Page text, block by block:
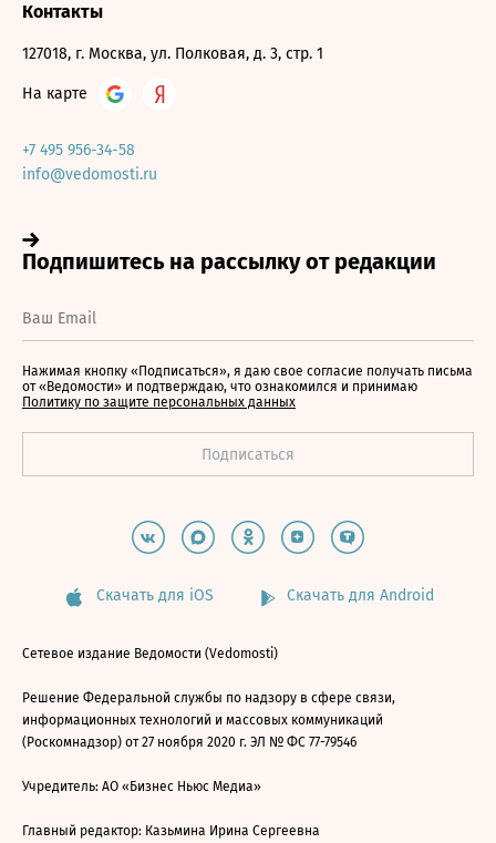
Контакты
127018, г. Москва, ул. Полковая, д. 3, стр. 1
На карте
+7 495 956-34-58
info@vedomosti.ru
Нажимая кнопку «Подписаться», я даю свое согласие получать письма
от «Ведомости» и подтверждаю, что ознакомился и принимаю
Политику по защите персональных данных
Скачать для iOS Скачать для Android
Сетевое издание Ведомости (Vedomosti)
Решение Федеральной службы по надзору в сфере связи,
информационных технологий и массовых коммуникаций
(Роскомнадзор) от 27 ноября 2020 г. ЭЛ № ФС 77-79546
Учредитель: АО «Бизнес Ньюс Медиа»
Главный редактор: Казьмина Ирина Сергеевна